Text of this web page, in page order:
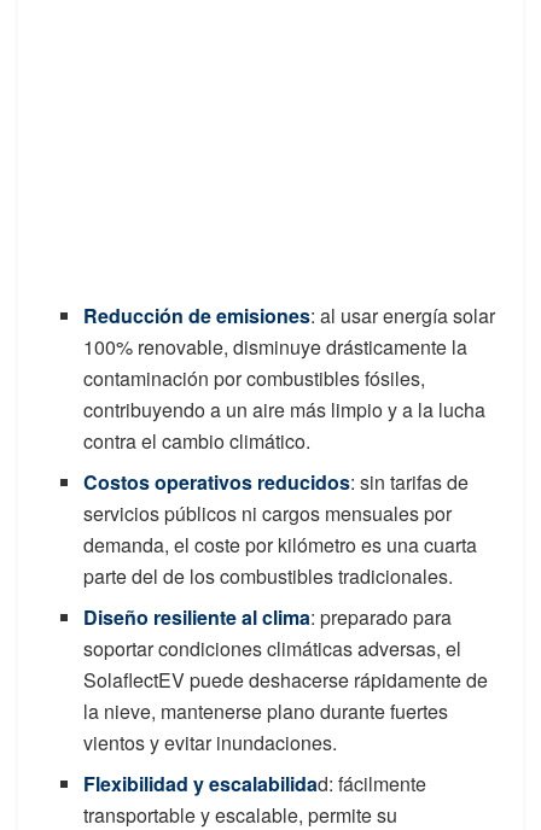
Reducción de emisiones: al usar energía solar
100% renovable, disminuye drásticamente la
contaminación por combustibles fósiles,
contribuyendo a un aire más limpio y a la lucha
contra el cambio climático.
Costos operativos reducidos: sin tarifas de
servicios públicos ni cargos mensuales por
demanda, el coste por kilómetro es una cuarta
parte del de los combustibles tradicionales.
Diseño resiliente al clima: preparado para
soportar condiciones climáticas adversas, el
SolaflectEV puede deshacerse rápidamente de
la nieve, mantenerse plano durante fuertes
vientos y evitar inundaciones.
Flexibilidad y escalabilidad: fácilmente
transportable y escalable, permite su